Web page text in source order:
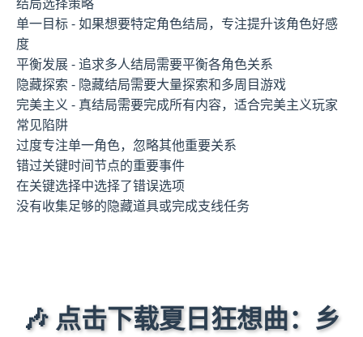
结局选择策略
单一目标 - 如果想要特定角色结局，专注提升该角色好感
度
平衡发展 - 追求多人结局需要平衡各角色关系
隐藏探索 - 隐藏结局需要大量探索和多周目游戏
完美主义 - 真结局需要完成所有内容，适合完美主义玩家
常见陷阱
过度专注单一角色，忽略其他重要关系
错过关键时间节点的重要事件
在关键选择中选择了错误选项
没有收集足够的隐藏道具或完成支线任务
🎶 点击下载夏日狂想曲：乡